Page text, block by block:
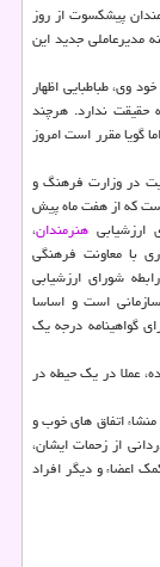
پیشكسوت از روز
مدیرعاملی جدید این
وی، طباطبایی اظهار
حقیقت ندارد. هرچند
گویا مقرر است امروز
در وزارت فرهنگ و
كه از هفت ماه پیش
ارزشیابی هنرمندان،
با معاونت فرهنگی
شورای ارزشیابی
است و اساسا
گواهینامه درجه یك
عملا در یك حیطه در
منشاء اتفاق های خوب و
از زحمات ایشان،
اعضاء و دیگر افراد